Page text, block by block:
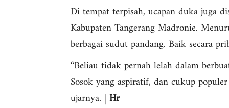
Di tempat terpisah, ucapan duka juga
Kabupaten Tangerang Madronie.
berbagai sudut pandang. Baik secara
“Beliau tidak pernah lelah dalam
Sosok yang aspiratif, dan cukup
ujarnya. | Hr